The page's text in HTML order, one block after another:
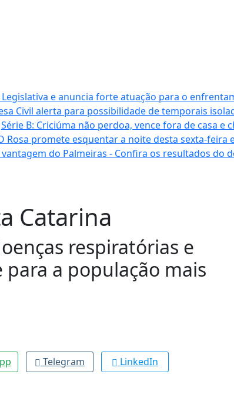
e anuncia forte atuação para o
Civil alerta para possibilidade de temporais
Série B: Criciúma não perdoa, vence fora de casa e
Rosa promete esquentar a noite desta sexta-feira
do Palmeiras - Confira os resultados do
Catarina
respiratórias e
a população mais
Telegram LinkedIn